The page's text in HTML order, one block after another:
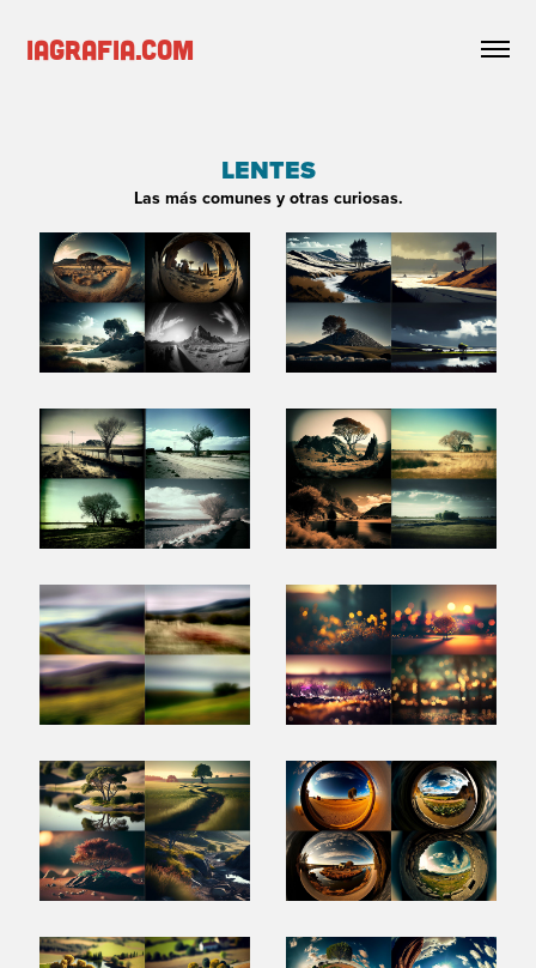
iagrafia.com
LENTES
Las más comunes y otras curiosas.